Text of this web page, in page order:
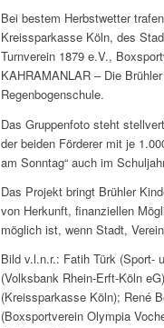
Bei bestem Herbstwetter
Kreissparkasse Köln, des
Turnverein 1879 e.V.,
KAHRAMANLAR – Die
Regenbogenschule.
Das Gruppenfoto steht
der beiden Förderer mit je
am Sonntag“ auch im
Das Projekt bringt Brühler
von Herkunft, finanziellen
möglich ist, wenn Stadt,
Bild v.l.n.r.: Fatih Türk (Sport-
(Volksbank Rhein-Erft-Köln
(Kreissparkasse Köln); René
(Boxsportverein Olympia